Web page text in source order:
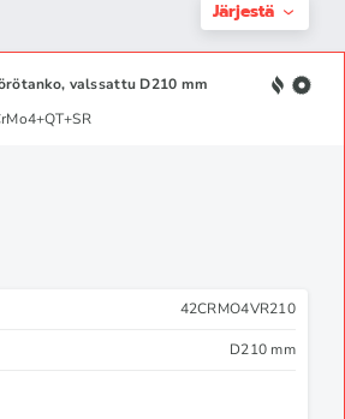
Järjestä
valssattu D210 mm
42CRMO4VR210
D210 mm